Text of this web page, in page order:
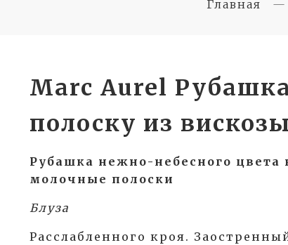
Главная
Marc Aurel
полоску из вискозы
Рубашка нежно-небесного цвета
молочные полоски
Блуза
Расслабленного кроя.